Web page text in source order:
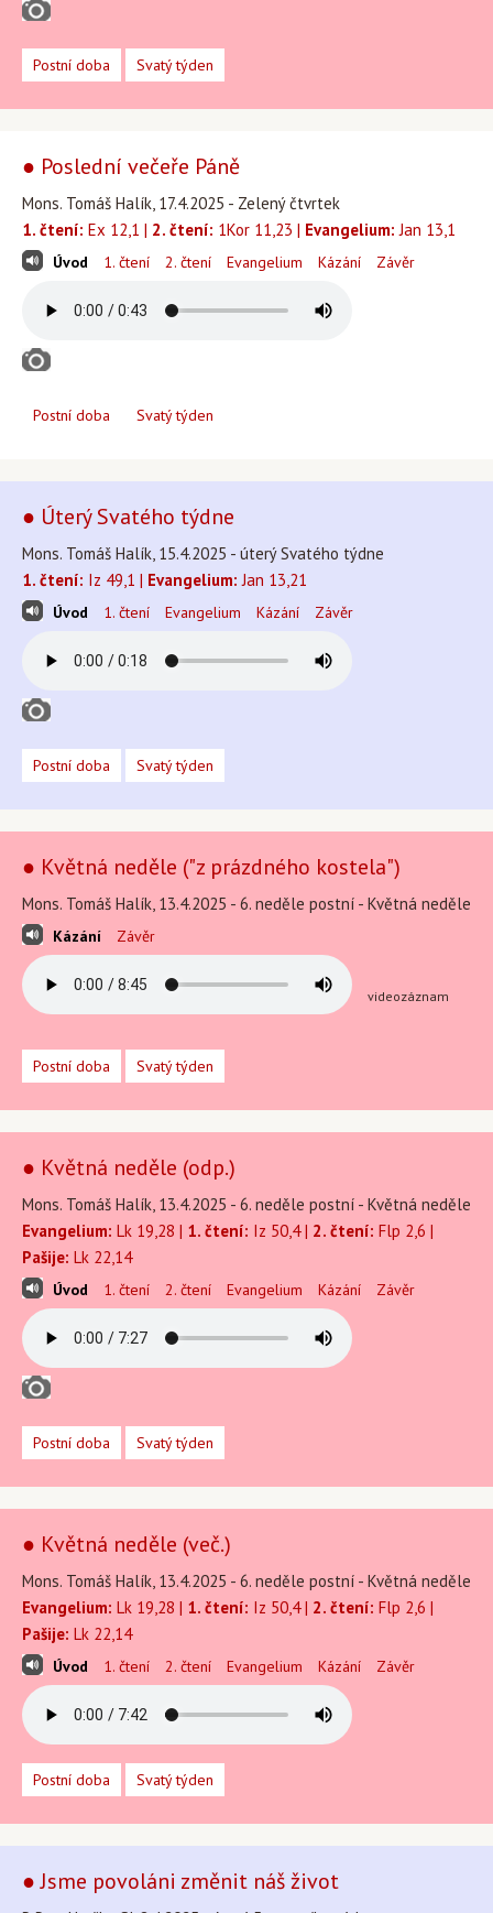
Postní doba Svatý týden
● Poslední večeře Páně
Mons. Tomáš Halík, 17.4.2025 - Zelený čtvrtek
1. čtení: Ex 12,1 | 2. čtení: 1Kor 11,23 | Evangelium: Jan 13,1
Úvod 1. čtení 2. čtení Evangelium Kázání Závěr
Postní doba Svatý týden
● Úterý Svatého týdne
Mons. Tomáš Halík, 15.4.2025 - úterý Svatého týdne
1. čtení: Iz 49,1 | Evangelium: Jan 13,21
Úvod 1. čtení Evangelium Kázání Závěr
Postní doba Svatý týden
● Květná neděle ("z prázdného kostela")
Mons. Tomáš Halík, 13.4.2025 - 6. neděle postní - Květná neděle
Kázání Závěr
videozáznam
Postní doba Svatý týden
● Květná neděle (odp.)
Mons. Tomáš Halík, 13.4.2025 - 6. neděle postní - Květná neděle
Evangelium: Lk 19,28 | 1. čtení: Iz 50,4 | 2. čtení: Flp 2,6 |
Pašije: Lk 22,14
Úvod 1. čtení 2. čtení Evangelium Kázání Závěr
Postní doba Svatý týden
● Květná neděle (več.)
Mons. Tomáš Halík, 13.4.2025 - 6. neděle postní - Květná neděle
Evangelium: Lk 19,28 | 1. čtení: Iz 50,4 | 2. čtení: Flp 2,6 |
Pašije: Lk 22,14
Úvod 1. čtení 2. čtení Evangelium Kázání Závěr
Postní doba Svatý týden
● Jsme povoláni změnit náš život